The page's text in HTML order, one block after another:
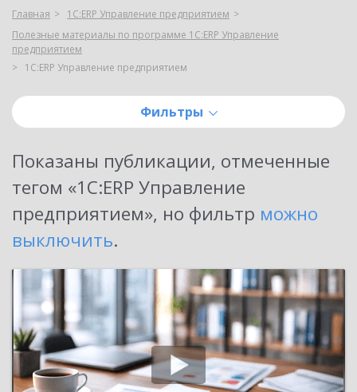
Главная
1С:ERP Управление предприятием
Полезные материалы по программе 1С:ERP Управление
предприятием
1С:ERP Управление предприятием
Фильтры
Показаны публикации, отмеченные
тегом «1С:ERP Управление
предприятием», но фильтр можно
выключить.